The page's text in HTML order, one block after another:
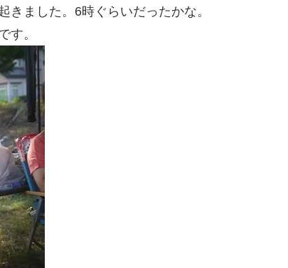
ました。6時ぐらいだったかな。
す。